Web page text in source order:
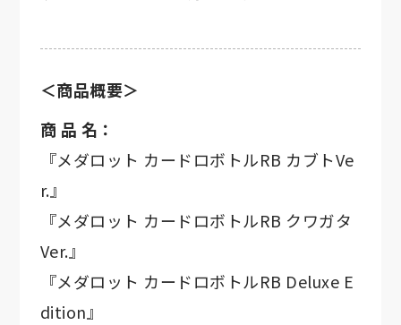
＜商品概要＞
商 品 名：
『メダロット カードロボトルRB カブトVe
r.』
『メダロット カードロボトルRB クワガタ
Ver.』
『メダロット カードロボトルRB Deluxe E
dition』